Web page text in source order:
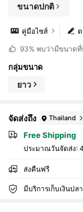
ขนาดปกติ
คู่มือไซส์
93% พบว่ามีขนาดที่
กลุ่มขนาด
ยาว
จัดส่งถึง Thailand
Free Shipping
ประมาณวันจัดส่ง:
ส่งคืนฟรี